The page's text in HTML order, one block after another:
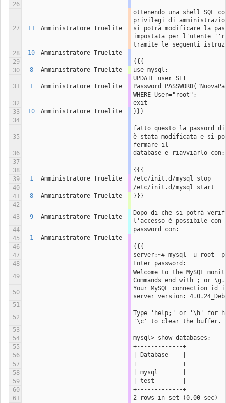
26
27 11 Amministratore Truelite
ottenendo una shell SQL
privilegi di
si potrà modificare la
impostata per l'utente
tramite le seguenti
28
10
Amministratore Truelite
29
{{{
30
8 Amministratore Truelite use mysql;
31 1 Amministratore Truelite
UPDATE user SET
WHERE User="root";
32
exit
33
10 Amministratore Truelite
}}}
34
35
fatto questo la passord
è stata modificata e si
fermare il
36
database e riavviarlo con:
37
38
{{{
39
1 Amministratore Truelite
/etc/init.d/mysql stop
40
/etc/init.d/mysql start
41
8 Amministratore Truelite
}}}
42
43
9 Amministratore Truelite
Dopo di che si potrà
l'accesso è possibile con
44
password con:
45
1
Amministratore Truelite
46
{{{
47
server:~# mysql -u root -p
48
Enter password:
49
Welcome to the MySQL
Commands end with ; or \g.
50
Your MySQL connection id
server version:
51
52
Type 'help;' or '\h' for
'\c' to clear the buffer.
53
54
mysql> show databases;
55
+-------------+
56
| Database    |
57
+-------------+
58
| mysql       |
59
| test        |
60
+-------------+
61
2 rows in set (0.00 sec)